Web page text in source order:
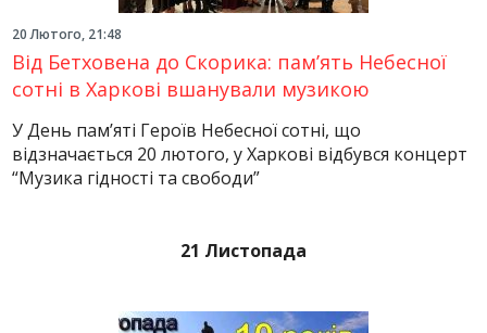
20 Лютого, 21:48
Від Бетховена до Скорика: пам’ять Небесної
сотні в Харкові вшанували музикою
У День пам’яті Героїв Небесної сотні, що
відзначається 20 лютого, у Харкові відбувся концерт
“Музика гідності та свободи”
21 Листопада